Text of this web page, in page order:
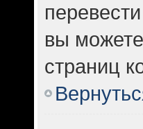
вы
страниц